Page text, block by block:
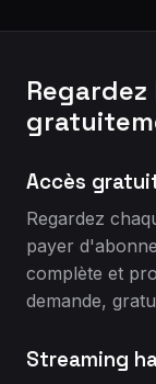
Regardez
Accès
Regardez
payer
complète et
demande,
Streaming